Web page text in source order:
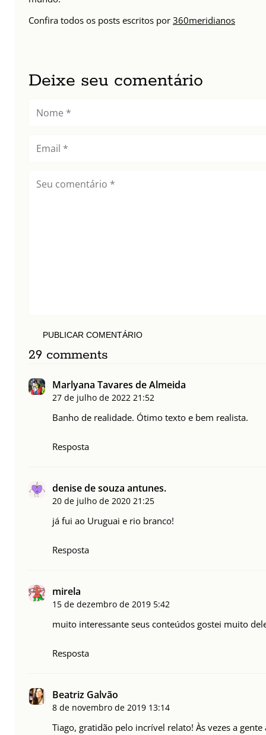
Confira todos os posts escritos por 360meridianos
Deixe seu comentário
PUBLICAR COMENTÁRIO
29 comments
Marlyana Tavares de Almeida
27 de julho de 2022 21:52
Banho de realidade. Ótimo texto e bem realista.
Resposta
denise de souza antunes.
20 de julho de 2020 21:25
já fui ao Uruguai e rio branco!
Resposta
mirela
15 de dezembro de 2019 5:42
muito interessante seus conteúdos gostei muito
Resposta
Beatriz Galvão
8 de novembro de 2019 13:14
Tiago, gratidão pelo incrível relato! Às vezes a gente